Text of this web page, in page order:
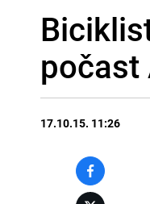
počast
17.10.15. 11:26